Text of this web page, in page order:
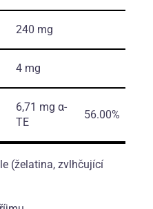
240 mg
4 mg
6,71 mg α-
TE
56.00%
(želatina, zvlhčující